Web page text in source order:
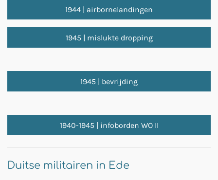
1944 | airbornelandingen
1945 | mislukte dropping
1945 | bevrijding
1940-1945 | infoborden WO II
Duitse militairen in Ede